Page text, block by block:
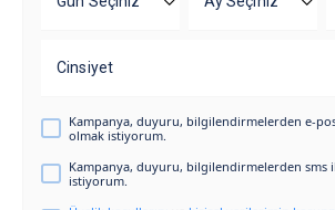
Cinsiyet
Kampanya, duyuru, bilgilendirmelerden e-
olmak istiyorum.
Kampanya, duyuru, bilgilendirmelerden sms
istiyorum.